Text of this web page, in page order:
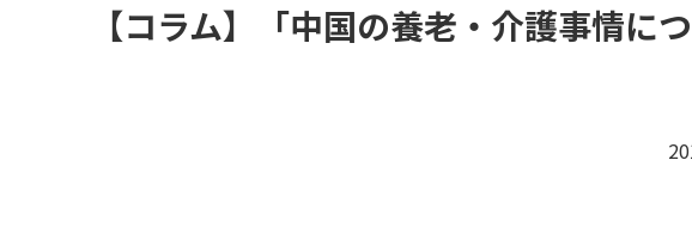
【コラム】「中国の養老・介護事情